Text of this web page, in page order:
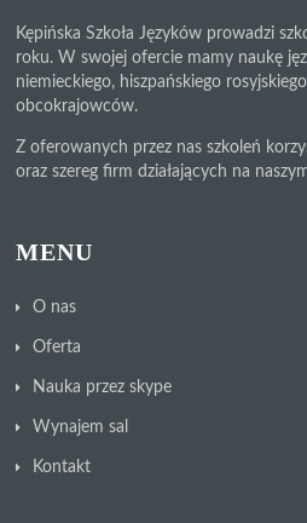
Kępińska Szkoła Języków prowadzi
roku. W swojej ofercie mamy naukę
niemieckiego, hiszpańskiego
obcokrajowców.
Z oferowanych przez nas szkoleń
oraz szereg firm działających na
MENU
O nas
Oferta
Nauka przez skype
Wynajem sal
Kontakt